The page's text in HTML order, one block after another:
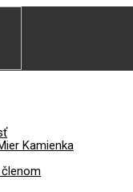
Kamienka